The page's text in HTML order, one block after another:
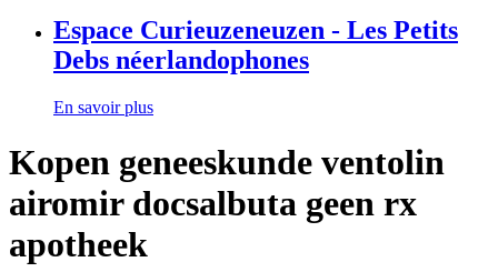
Espace Curieuzeneuzen - Les Petits
Debs néerlandophones
En savoir plus
Kopen geneeskunde ventolin
airomir docsalbuta geen rx
apotheek